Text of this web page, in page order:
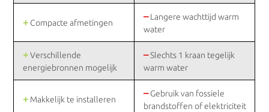
+Compacte afmetingen
–Langere wachttijd warm
water
+Verschillende
energiebronnen mogelijk
–Slechts 1 kraan tegelijk
warm water
+Makkelijk te installeren
–Gebruik van fossiele
brandstoffen of elektriciteit